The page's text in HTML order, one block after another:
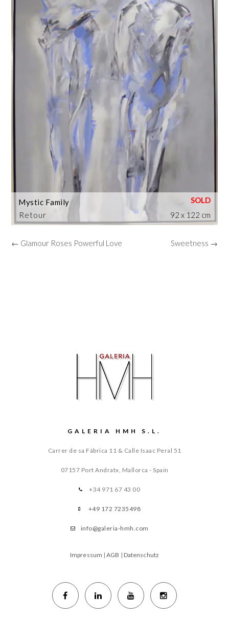
Retour
Mystic Family
92 x 122 cm
← Glamour Roses Powerful Love Sweetness →
GALERIA HMH S.L.
Carrer de sa Fábrica 11 & Calle Isaac Peral 51
07157 Port Andratx, Mallorca - Spain
+34 971 67 43 00
+49 172 7235498
info@galeria-hmh.com
Impressum |AGB | Datenschutz